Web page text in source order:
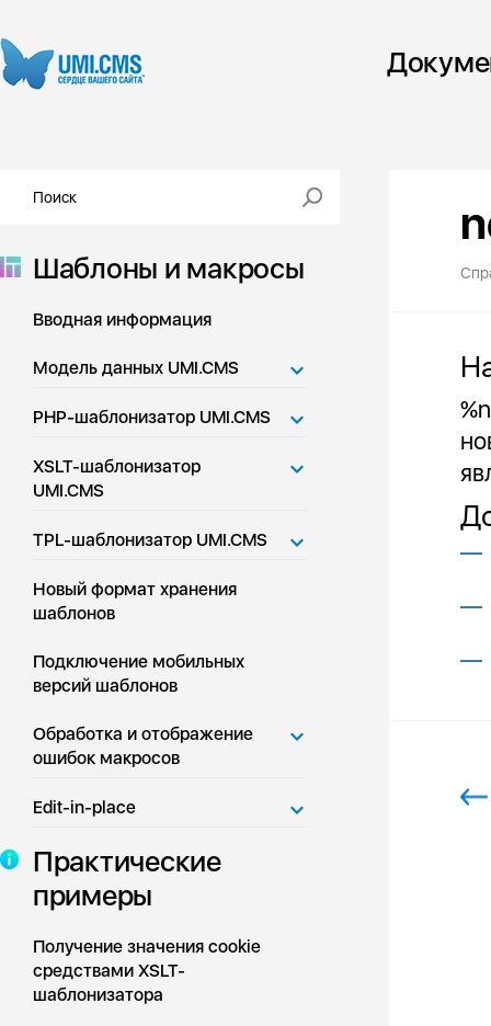
Шаблоны и макросы
Вводная информация
Модель данных UMI.CMS
PHP-шаблонизатор UMI.CMS
XSLT-шаблонизатор
UMI.CMS
TPL-шаблонизатор UMI.CMS
Новый формат хранения
шаблонов
Подключение мобильных
версий шаблонов
Обработка и отображение
ошибок макросов
Edit-in-place
Практические
примеры
Получение значения cookie
средствами XSLT-
шаблонизатора